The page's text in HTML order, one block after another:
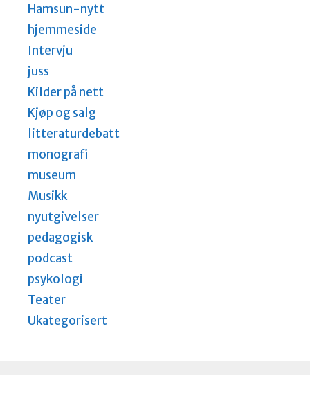
Hamsun-nytt
hjemmeside
Intervju
juss
Kilder på nett
Kjøp og salg
litteraturdebatt
monografi
museum
Musikk
nyutgivelser
pedagogisk
podcast
psykologi
Teater
Ukategorisert